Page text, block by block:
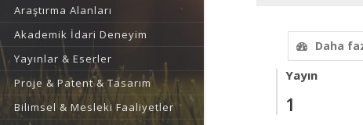
Araştırma Alanları
Akademik İdari Deneyim
Yayınlar & Eserler
Proje & Patent & Tasarım
Bilimsel & Mesleki Faaliyetler
Daha
Yayın
1